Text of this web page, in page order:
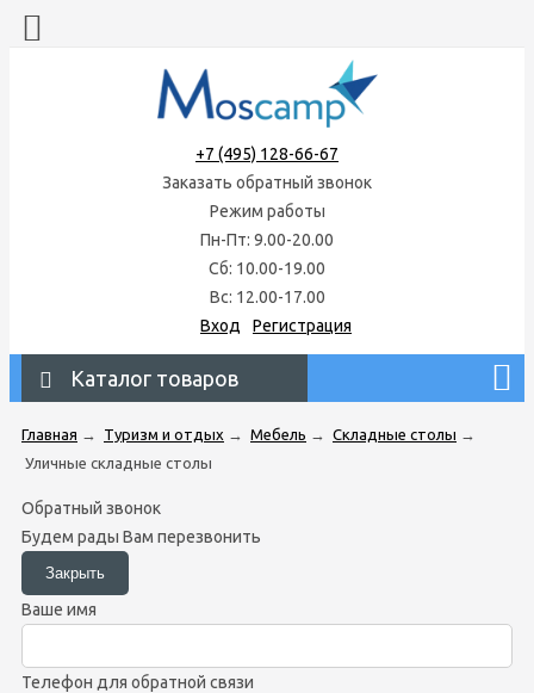
+7 (495) 128-66-67
Заказать обратный звонок
Режим работы
Пн-Пт: 9.00-20.00
Сб: 10.00-19.00
Вс: 12.00-17.00
Вход
Регистрация
Каталог товаров
Главная → Туризм и отдых → Мебель → Складные столы →
Уличные складные столы
Обратный звонок
Будем рады Вам перезвонить
Ваше имя
Телефон для обратной связи